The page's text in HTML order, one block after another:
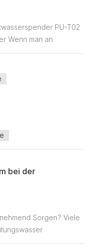
PU-T02
Wenn man an
man sich oft nur auf
ist jedoch
Gegensatz zu
bei der
Sorgen? Viele
und normal schmeckt.